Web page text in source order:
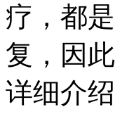
疗，都
复，因
详细介